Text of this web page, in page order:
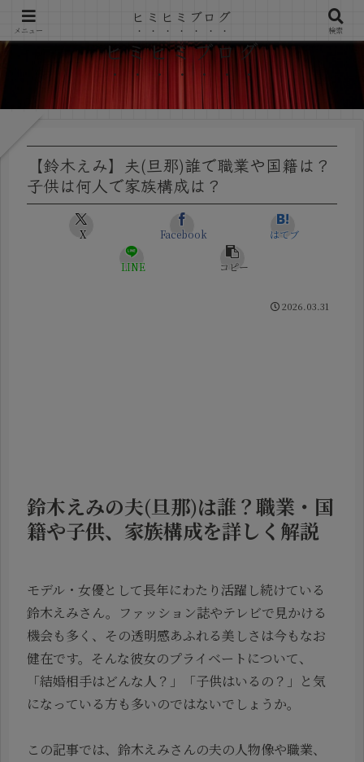
ヒミヒミブログ
【鈴木えみ】夫(旦那)誰で職業や国籍は？
子供は何人で家族構成は？
X Facebook はてブ
LINE コピー
2026.03.31
鈴木えみの夫(旦那)は誰？職業・国
籍や子供、家族構成を詳しく解説
モデル・女優として長年にわたり活躍し続けている
鈴木えみさん。ファッション誌やテレビで見かける
機会も多く、その透明感あふれる美しさは今もなお
健在です。そんな彼女のプライベートについて、
「結婚相手はどんな人？」「子供はいるの？」と気
になっている方も多いのではないでしょうか。
この記事では、鈴木えみさんの夫の人物像や職業、
メニュー
ヒミヒミブログ
検索